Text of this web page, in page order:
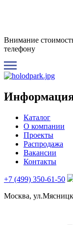
Внимание
телефону
Каталог
О компании
Проекты
Распродажа
Вакансии
Контакты
+7 (499) 350-61-50
Москва,